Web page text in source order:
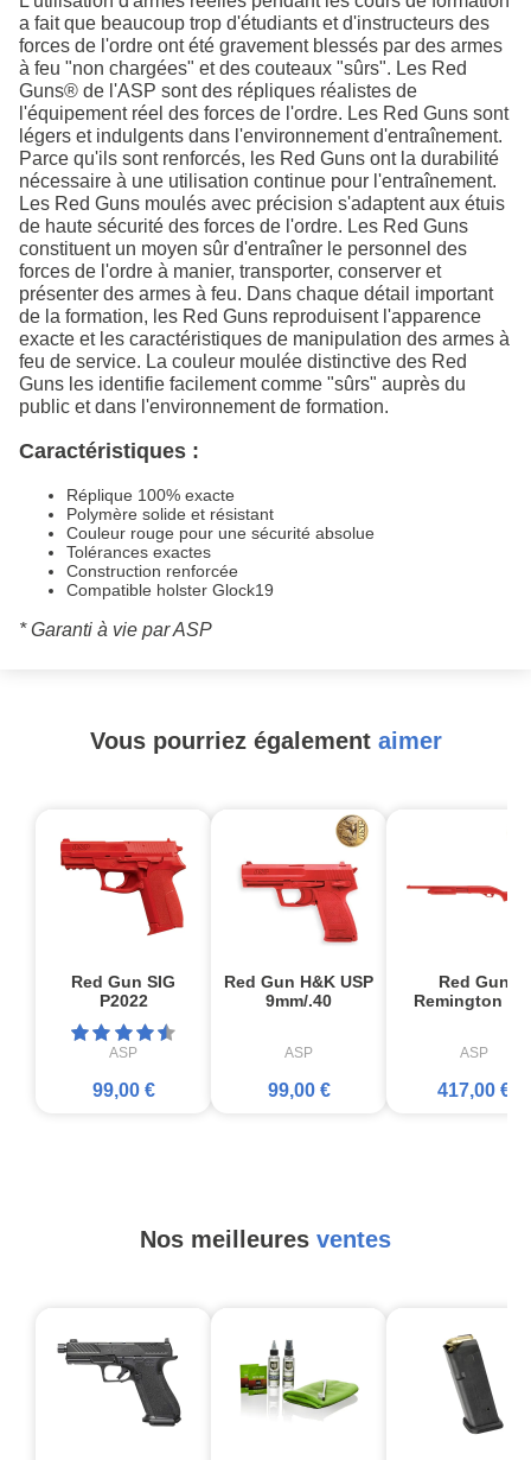
a fait que beaucoup trop d'étudiants et d'instructeurs des
forces de l'ordre ont été gravement blessés par des armes
à feu "non chargées" et des couteaux "sûrs". Les Red
Guns® de l'ASP sont des répliques réalistes de
l'équipement réel des forces de l'ordre. Les Red Guns sont
légers et indulgents dans l'environnement d'entraînement.
Parce qu'ils sont renforcés, les Red Guns ont la durabilité
nécessaire à une utilisation continue pour l'entraînement.
Les Red Guns moulés avec précision s'adaptent aux étuis
de haute sécurité des forces de l'ordre. Les Red Guns
constituent un moyen sûr d'entraîner le personnel des
forces de l'ordre à manier, transporter, conserver et
présenter des armes à feu. Dans chaque détail important
de la formation, les Red Guns reproduisent l'apparence
exacte et les caractéristiques de manipulation des armes à
feu de service. La couleur moulée distinctive des Red
Guns les identifie facilement comme "sûrs" auprès du
public et dans l'environnement de formation.
Caractéristiques :
Réplique 100% exacte
Polymère solide et résistant
Couleur rouge pour une sécurité absolue
Tolérances exactes
Construction renforcée
Compatible holster Glock19
* Garanti à vie par ASP
Vous pourriez également aimer
Red Gun SIG
P2022
ASP
99,00 €
Red Gun H&K USP
9mm/.40
ASP
99,00 €
Red Gun
Remington
ASP
417,00 €
Nos meilleures ventes